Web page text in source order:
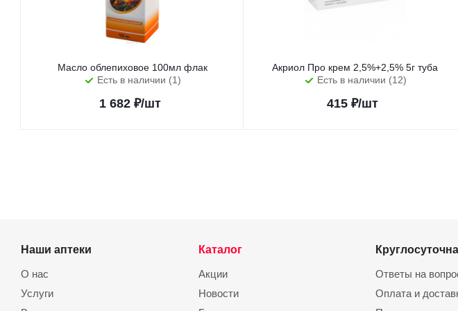
Масло облепиховое 100мл флак
Есть в наличии (1)
1 682₽/шт
Акриол Про крем 2,5%+2,5% 5г туба
Есть в наличии (12)
415 ₽/шт
Наши аптеки
О нас
Услуги
Каталог
Акции
Новости
Ответы на
Оплата и